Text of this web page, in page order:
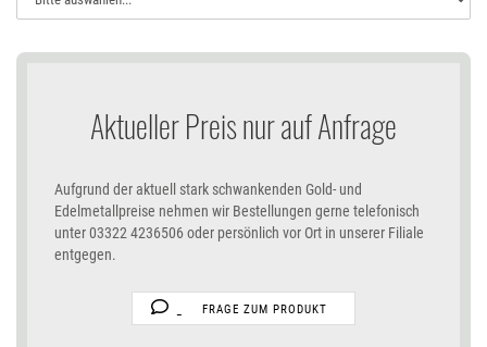
Aktueller Preis nur auf Anfrage
Aufgrund der aktuell stark schwankenden Gold- und
Edelmetallpreise nehmen wir Bestellungen gerne telefonisch
unter 03322 4236506 oder persönlich vor Ort in unserer Filiale
entgegen.
FRAGE ZUM PRODUKT